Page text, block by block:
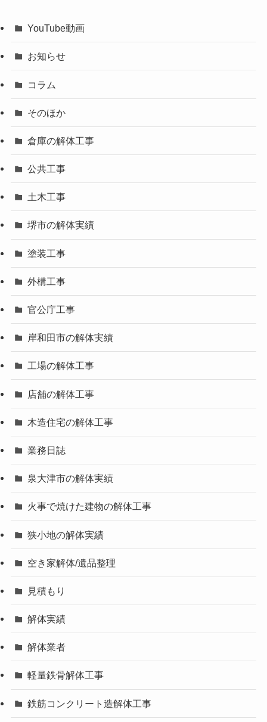
YouTube動画
お知らせ
コラム
そのほか
倉庫の解体工事
公共工事
土木工事
堺市の解体実績
塗装工事
外構工事
官公庁工事
岸和田市の解体実績
工場の解体工事
店舗の解体工事
木造住宅の解体工事
業務日誌
泉大津市の解体実績
火事で焼けた建物の解体工事
狭小地の解体実績
空き家解体/遺品整理
見積もり
解体実績
解体業者
軽量鉄骨解体工事
鉄筋コンクリート造解体工事